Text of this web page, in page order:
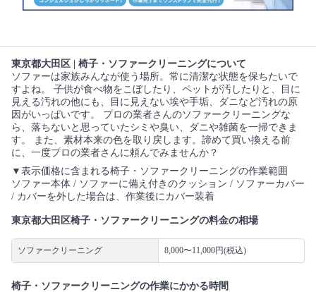
東京都大田区 | 椅子・ソファークリーニングについて
ソファーは家族みんなが使う場所。常に清潔な状態を保ちたいで
すよね。 子供が食べ物をこぼしたり、ペットが汚したりと、目に
見える汚れの他にも、目に見えない埃や手垢、ダニなど汚れの原
因がいっぱいです。 プロの業者さんのソファークリーニングな
ら、落ちないと思っていたシミや臭い、ダニや雑菌を一掃できま
す。 また、素材本来の色を取り戻します。諦めて買い換える前
に、一度プロの業者さんに頼んでみませんか？
▼表示価格に含まれる椅子・ソファークリーニングの作業範囲
ソファー本体 / ソファーに備え付きのクッション / ソファーカバー
/ カバーを外した場合は、作業後にカバー装着
東京都大田区椅子・ソファークリーニングの料金の相場
ソファークリーニング 8,000〜11,000円(税込)
椅子・ソファークリーニングの作業にかかる時間